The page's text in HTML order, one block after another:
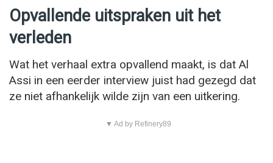
Opvallende uitspraken uit het
verleden
Wat het verhaal extra opvallend maakt, is dat Al
Assi in een eerder interview juist had gezegd dat
ze niet afhankelijk wilde zijn van een uitkering.
▼ Ad by Refinery89